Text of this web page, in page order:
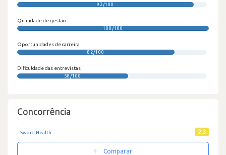
92/100
Qualidade de gestão
100/100
Oportunidades de carreira
82/100
Dificuldade das entrevistas
58/100
Concorrência
Sword Health 2.3
Comparar